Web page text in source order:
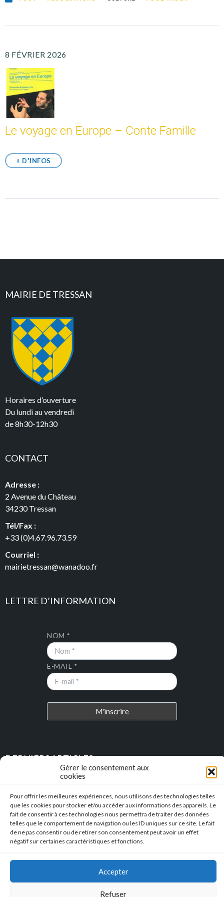
Gérer le consentement aux
cookies
Pour offrir les meilleures expériences, nous utilisons des technologies telles
que les cookies pour stocker et/ou accéder aux informations des appareils. Le
fait de consentir à ces technologies nous permettra de traiter des données
telles que le comportement de navigation ou les ID uniques sur ce site. Le fait
de ne pas consentir ou de retirer son consentement peut avoir un effet
négatif sur certaines caractéristiques et fonctions.
Accepter
Refuser
8 FÉVRIER 2026
Le voyage en Europe – Conte Famille
+ D'INFOS
MAIRIE DE TRESSAN
Horaires d’ouverture
Du lundi au vendredi
de 8h30-12h30
CONTACT
Adresse :
2 Avenue du Château
34230 Tressan
Tél/Fax :
+33 (0)4.67.96.73.59
Courriel :
mairietressan@wanadoo.fr
LETTRE D’INFORMATION
NOM *
E-MAIL *
DERNIERS ARTICLES
Soirée d’été
Descente en caisse à savon – Profitez de l’été pour construire vos
caisses à savon !!!
l’Hérault Sud prenant
Accessibilité|Conformité RGAA